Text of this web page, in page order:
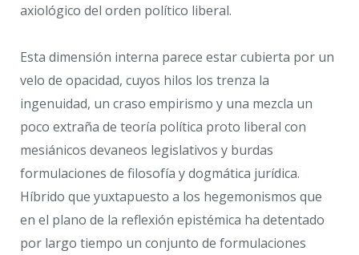
axiológico del orden político liberal.
Esta dimensión interna parece estar cubierta por un
velo de opacidad, cuyos hilos los trenza la
ingenuidad, un craso empirismo y una mezcla un
poco extraña de teoría política proto liberal con
mesiánicos devaneos legislativos y burdas
formulaciones de filosofía y dogmática jurídica.
Híbrido que yuxtapuesto a los hegemonismos que
en el plano de la reflexión epistémica ha detentado
por largo tiempo un conjunto de formulaciones